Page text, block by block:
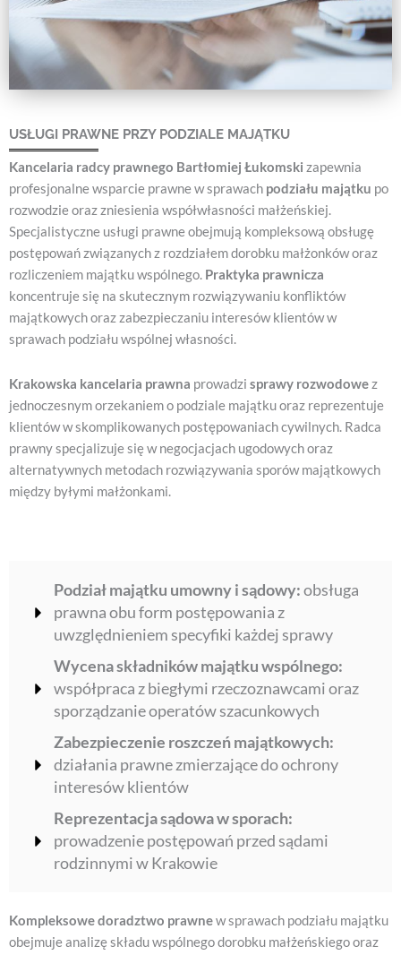
USŁUGI PRAWNE PRZY PODZIALE MAJĄTKU
Kancelaria radcy prawnego Bartłomiej Łukomski zapewnia
profesjonalne wsparcie prawne w sprawach podziału majątku po
rozwodzie oraz zniesienia współwłasności małżeńskiej.
Specjalistyczne usługi prawne obejmują kompleksową obsługę
postępowań związanych z rozdziałem dorobku małżonków oraz
rozliczeniem majątku wspólnego. Praktyka prawnicza
koncentruje się na skutecznym rozwiązywaniu konfliktów
majątkowych oraz zabezpieczaniu interesów klientów w
sprawach podziału wspólnej własności.
Krakowska kancelaria prawna prowadzi sprawy rozwodowez
jednoczesnym orzekaniem o podziale majątku oraz reprezentuje
klientów w skomplikowanych postępowaniach cywilnych. Radca
prawny specjalizuje się w negocjacjach ugodowych oraz
alternatywnych metodach rozwiązywania sporów majątkowych
między byłymi małżonkami.
Podział majątku umowny i sądowy:obsługa
prawna obu form postępowania z
uwzględnieniem specyfiki każdej sprawy
Wycena składników majątku wspólnego:
współpraca z biegłymi rzeczoznawcami oraz
sporządzanie operatów szacunkowych
Zabezpieczenie roszczeń majątkowych:
działania prawne zmierzające do ochrony
interesów klientów
Reprezentacja sądowa w sporach:
prowadzenie postępowań przed sądami
rodzinnymi w Krakowie
Kompleksowe doradztwo prawnew sprawach podziału majątku
obejmuje analizę składu wspólnego dorobku małżeńskiego oraz